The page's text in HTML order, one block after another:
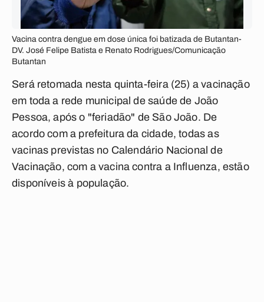
Vacina contra dengue em dose única foi batizada de Butantan-
DV. José Felipe Batista e Renato Rodrigues/Comunicação
Butantan
Será retomada nesta quinta-feira (25) a vacinação
em toda a rede municipal de saúde de João
Pessoa, após o "feriadão" de São João. De
acordo com a prefeitura da cidade, todas as
vacinas previstas no Calendário Nacional de
Vacinação, com a vacina contra a Influenza, estão
disponíveis à população.